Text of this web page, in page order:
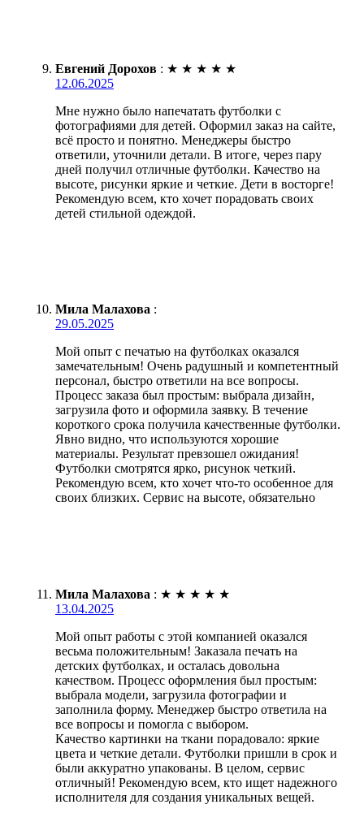
Евгений Дорохов : ★ ★ ★ ★ ★
12.06.2025
Мне нужно было напечатать футболки с
фотографиями для детей. Оформил заказ на сайте,
всё просто и понятно. Менеджеры быстро
ответили, уточнили детали. В итоге, через пару
дней получил отличные футболки. Качество на
высоте, рисунки яркие и четкие. Дети в восторге!
Рекомендую всем, кто хочет порадовать своих
детей стильной одеждой.
Мила Малахова :
29.05.2025
Мой опыт с печатью на футболках оказался
замечательным! Очень радушный и компетентный
персонал, быстро ответили на все вопросы.
Процесс заказа был простым: выбрала дизайн,
загрузила фото и оформила заявку. В течение
короткого срока получила качественные футболки.
Явно видно, что используются хорошие
материалы. Результат превзошел ожидания!
Футболки смотрятся ярко, рисунок четкий.
Рекомендую всем, кто хочет что-то особенное для
своих близких. Сервис на высоте, обязательно
Мила Малахова : ★ ★ ★ ★ ★
13.04.2025
Мой опыт работы с этой компанией оказался
весьма положительным! Заказала печать на
детских футболках, и осталась довольна
качеством. Процесс оформления был простым:
выбрала модели, загрузила фотографии и
заполнила форму. Менеджер быстро ответила на
все вопросы и помогла с выбором.
Качество картинки на ткани порадовало: яркие
цвета и четкие детали. Футболки пришли в срок и
были аккуратно упакованы. В целом, сервис
отличный! Рекомендую всем, кто ищет надежного
исполнителя для создания уникальных вещей.